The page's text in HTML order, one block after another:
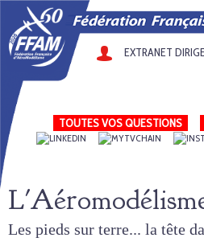
EXTRANET
TOUTES VOS QUESTIONS
Les pieds sur terre... la tête